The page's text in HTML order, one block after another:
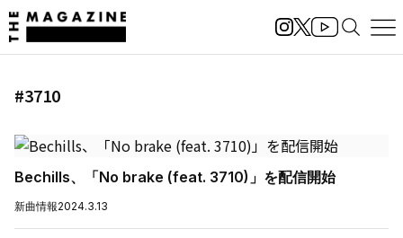
#3710
Bechills、「No brake (feat. 3710)」を配信開始
新曲情報2024.3.13